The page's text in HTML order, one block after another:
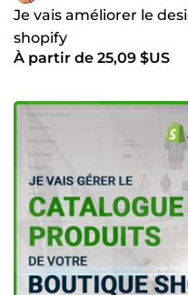
Je vais améliorer le
shopify
À partir de 25,09 $US